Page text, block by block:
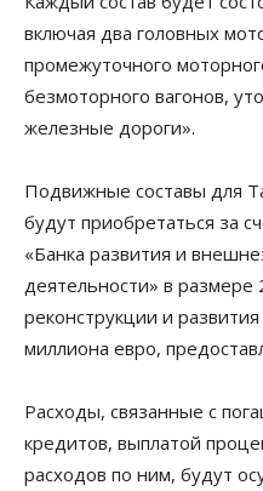
включая два головных
промежуточного
безмоторного вагонов,
железные дороги».
Подвижные составы для
будут приобретаться за
«Банка развития и
деятельности» в
реконструкции и
миллиона евро,
Расходы, связанные с
кредитов, выплатой
расходов по ним, будут